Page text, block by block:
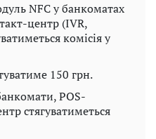
NFC у банкоматах
центр (IVR,
комісія у
150 грн.
POS-
стягуватиметься